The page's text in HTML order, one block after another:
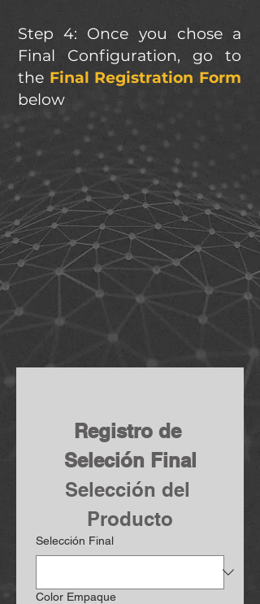
Step 4: Once you chose a
Final Configuration, go to
the Final Registration Form
below
Registro de
Seleción Final
Selección del
Producto
Selección Final
Color Empaque